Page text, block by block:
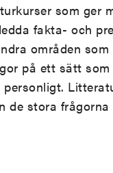
som ger
fakta- och
områden
på ett sätt
de stora